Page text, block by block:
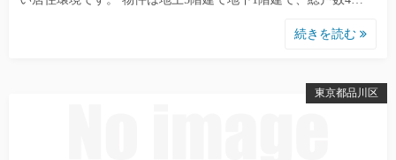
続きを読む
東京都品川区